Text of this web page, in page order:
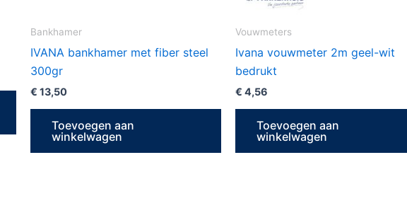
Bankhamer
IVANA bankhamer met fiber steel
300gr
€ 13,50
Toevoegen aan
winkelwagen
Vouwmeters
Ivana vouwmeter 2m geel-wit
bedrukt
€ 4,56
Toevoegen aan
winkelwagen